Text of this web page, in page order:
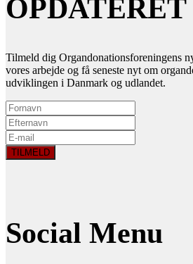
OPDATERET
Tilmeld dig Organdonationsforeningens
vores arbejde og få seneste nyt om
udviklingen i Danmark og udlandet.
Social Menu